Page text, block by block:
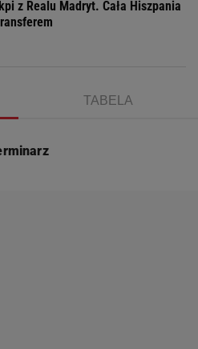
z Realu Madryt. Cała Hiszpania
TABELA